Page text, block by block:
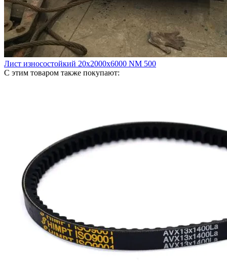
Лист износостойкий 20х2000х6000 NM 500
С этим товаром также покупают: